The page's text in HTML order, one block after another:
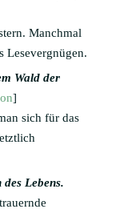
Manchmal
Lesevergnügen.
Wald der
]
sich für das
Lebens.